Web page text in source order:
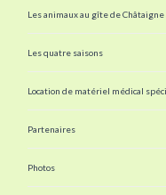
Les animaux au gîte de
Les quatre saisons
Location de matériel médical
Partenaires
Photos